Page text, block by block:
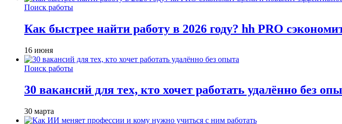
Поиск работы
Как быстрее найти работу в 2026 году? hh PRO
16 июня
Поиск работы
30 вакансий для тех, кто хочет работать удалённо без
30 марта